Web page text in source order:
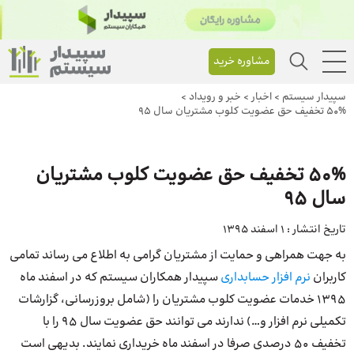
مشاوره خرید
سپیدار سیستم > اخبار> خبر و رویداد >
50% تخفیف حق عضویت کلوب مشتریان سال 95
50% تخفیف حق عضویت کلوب مشتریان
سال 95
تاریخ انتشار : 1 اسفند 1395
به جهت همراهی و حمایت از مشتریان گرامی به اطلاع می رساند تمامی
کاربران نرم افزار حسابداریسپیدار همکاران سیستم که در اسفند ماه
1395 خدمات عضویت کلوب مشتریان را (شامل بروزرسانی، گزارشات
تکمیلی نرم افزار و…) ندارند می توانند حق عضویت سال 95 را با
تخفیف 50 درصدی صرفا در اسفند ماه خریداری نمایند. بدیهی است